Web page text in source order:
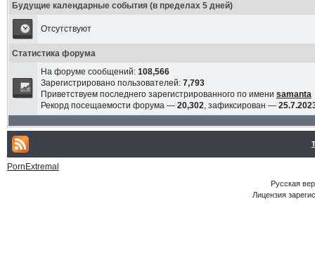
Будущие календарные события (в пределах 5 дней)
Отсутствуют
Статистика форума
На форуме сообщений: 108,566
Зарегистрировано пользователей: 7,793
Приветствуем последнего зарегистрированного по имени samanta
Рекорд посещаемости форума — 20,302, зафиксирован —
PornExtremal
Русская
Лицензия